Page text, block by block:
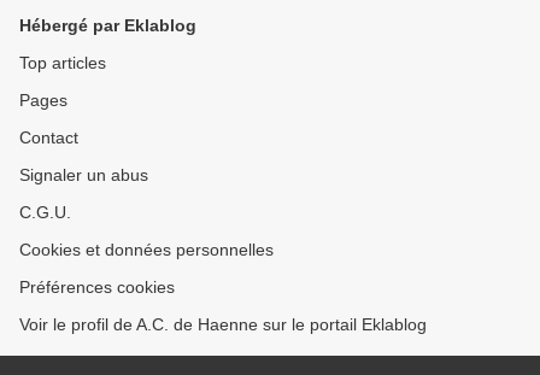
Hébergé par Eklablog
Top articles
Pages
Contact
Signaler un abus
C.G.U.
Cookies et données personnelles
Préférences cookies
Voir le profil de A.C. de Haenne sur le portail Eklablog